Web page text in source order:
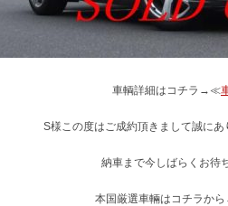
車輌詳細はコチラ→≪
S様この度はご成約頂きまして誠にあ
納車まで今しばらくお待
本国厳選車輛はコチラか